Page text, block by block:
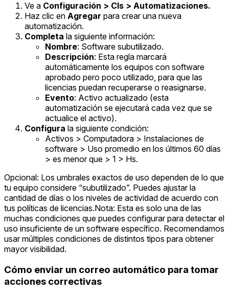
Ve a Configuración > CIs > Automatizaciones.
Haz clic en Agregar para crear una nueva
automatización.
Completa la siguiente información:
Nombre: Software subutilizado.
Descripción: Esta regla marcará
automáticamente los equipos con software
aprobado pero poco utilizado, para que las
licencias puedan recuperarse o reasignarse.
Evento: Activo actualizado (esta
automatización se ejecutará cada vez que se
actualice el activo).
Configura la siguiente condición:
Activos > Computadora > Instalaciones de
software > Uso promedio en los últimos 60 días
> es menor que > 1 > Hs.
Opcional: Los umbrales exactos de uso dependen de lo que
tu equipo considere “subutilizado”. Puedes ajustar la
cantidad de días o los niveles de actividad de acuerdo con
tus políticas de licencias.Nota: Esta es solo una de las
muchas condiciones que puedes configurar para detectar el
uso insuficiente de un software específico. Recomendamos
usar múltiples condiciones de distintos tipos para obtener
mayor visibilidad.
Cómo enviar un correo automático para tomar
acciones correctivas